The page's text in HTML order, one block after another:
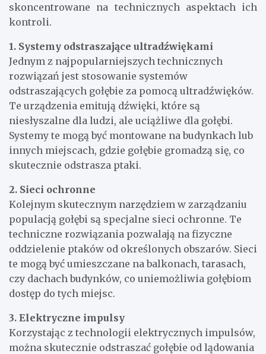
skoncentrowane na technicznych aspektach ich
kontroli.
1. Systemy odstraszające ultradźwiękami
Jednym z najpopularniejszych technicznych
rozwiązań jest stosowanie systemów
odstraszających gołębie za pomocą ultradźwięków.
Te urządzenia emitują dźwięki, które są
niesłyszalne dla ludzi, ale uciążliwe dla gołębi.
Systemy te mogą być montowane na budynkach lub
innych miejscach, gdzie gołębie gromadzą się, co
skutecznie odstrasza ptaki.
2. Sieci ochronne
Kolejnym skutecznym narzędziem w zarządzaniu
populacją gołębi są specjalne sieci ochronne. Te
techniczne rozwiązania pozwalają na fizyczne
oddzielenie ptaków od określonych obszarów. Sieci
te mogą być umieszczane na balkonach, tarasach,
czy dachach budynków, co uniemożliwia gołębiom
dostęp do tych miejsc.
3. Elektryczne impulsy
Korzystając z technologii elektrycznych impulsów,
można skutecznie odstraszać gołębie od lądowania